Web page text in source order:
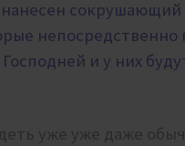
сокрушающий
и у них
уже уже даже